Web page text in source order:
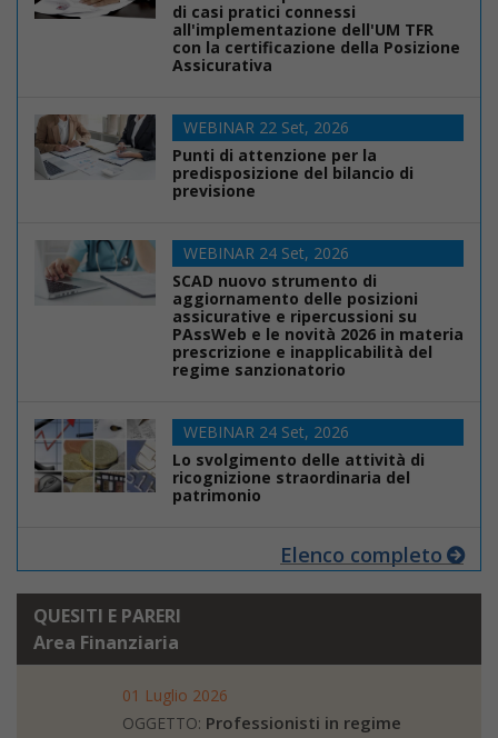
di casi pratici connessi
all'implementazione dell'UM TFR
con la certificazione della Posizione
Assicurativa
WEBINAR 22 Set, 2026
Punti di attenzione per la
predisposizione del bilancio di
previsione
WEBINAR 24 Set, 2026
SCAD nuovo strumento di
aggiornamento delle posizioni
assicurative e ripercussioni su
PAssWeb e le novità 2026 in materia
prescrizione e inapplicabilità del
regime sanzionatorio
WEBINAR 24 Set, 2026
Lo svolgimento delle attività di
ricognizione straordinaria del
patrimonio
Elenco completo
QUESITI E PARERI
Area Finanziaria
01 Luglio 2026
OGGETTO: Professionisti in regime